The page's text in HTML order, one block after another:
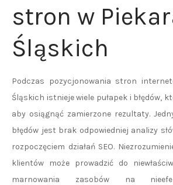
stron w
Śląskich
Podczas pozycjonowania stron
Śląskich istnieje wiele pułapek i błędów,
aby osiągnąć zamierzone rezultaty.
błędów jest brak odpowiedniej analizy
rozpoczęciem działań SEO.
klientów może prowadzić do
marnowania zasobów na